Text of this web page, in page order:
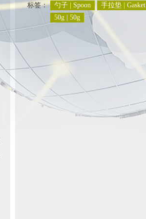
标签： 勺子 | Spoon 手拉垫 | Gasket
50g | 50g